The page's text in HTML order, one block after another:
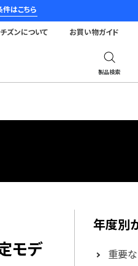
はこちら
製品検索
ズンについて お買い物ガイド
モデ
年度別
重要